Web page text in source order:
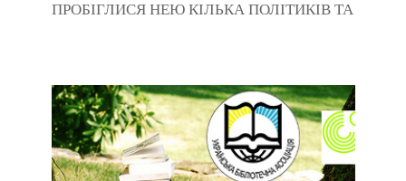
ПРОБІГЛИСЯ НЕЮ КІЛЬКА ПОЛІТИКІВ ТА